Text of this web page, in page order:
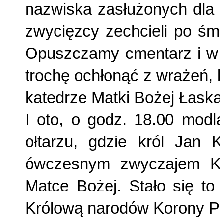
nazwiska zasłużonych
zwy­cięzcy zechcieli po
Opuszczamy cmentarz i
trochę ochłonąć z
ka­tedrze Matki Bożej
I oto, o godz. 18.00
ołtarzu, gdzie król Jan
ówczesnym zwycza­jem
Matce Bożej. Stało się
Królową narodów Korony